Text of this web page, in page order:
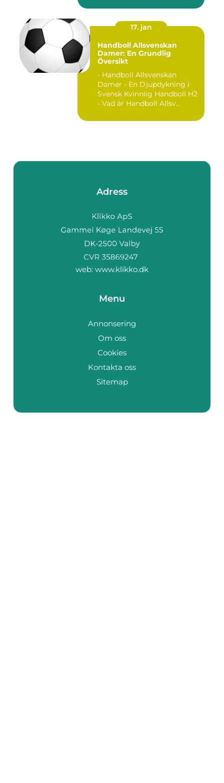
17. jan
Handboll Allsvenskan
Damer: En Grundlig
Översikt
- Handboll Allsvenskan
Damer - En Djupdykning i
Svensk Kvinnlig Handboll H2
- Vad är Handboll Allsv...
Adress
web: www.klikko.dk
Menu
Annonsering
Om oss
Cookies
Kontakta oss
Sitemap